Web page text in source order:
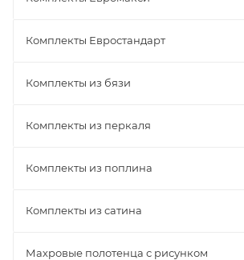
Комплекты Евростандарт
Комплекты из бязи
Комплекты из перкаля
Комплекты из поплина
Комплекты из сатина
Махровые полотенца с рисунком